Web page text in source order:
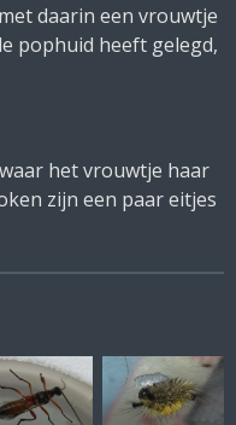
daarin een vrouwtje
pophuid heeft gelegd,
het vrouwtje haar
zijn een paar eitjes